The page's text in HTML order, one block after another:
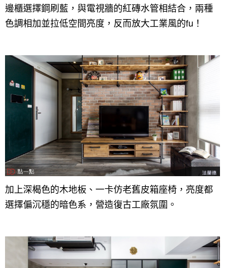
邊櫃選擇鋼刷藍，與電視牆的紅磚水管相結合，兩種
色調相加並拉低空間亮度，反而放大工業風的fu！
加上深楬色的木地板、一卡仿老舊皮箱座椅，亮度都
選擇偏沉穩的暗色系，營造復古工廠氛圍。